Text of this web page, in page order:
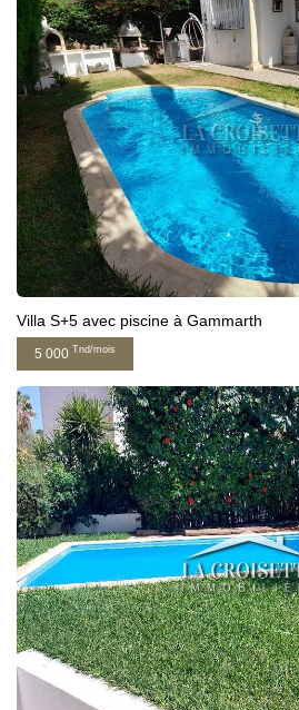
Villa S+5 avec piscine à Gammarth
5 000 Tnd/mois